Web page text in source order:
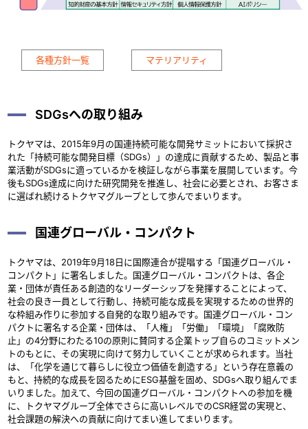
各種方針一覧 マテリアリティ
SDGsへの取り組み
トクヤマは、2015年9月の国連持続可能な開発サミットにおいて採択さ
れた「持続可能な開発目標（SDGs）」の達成に貢献するため、製品と事
業活動がSDGsに適っているかを検証しながら事業を展開しています。今
後もSDGs達成に向けた研究開発を推進し、社会に必要とされ、お客さま
に選ばれ続けるトクヤマグループとして歩んでまいります。
国連グローバル・コンパクト
トクヤマは、2019年9月18日に国際連合が提唱する「国連グローバル・
コンパクト」に署名しました。国連グローバル・コンパクトは、各企
業・団体が責任ある創造的なリーダーシップを発揮することによって、
社会の良き一員として行動し、持続可能な成長を実現するための世界的
な枠組み作りに参加する自発的な取り組みです。国連グローバル・コン
パクトに署名する企業・団体は、「人権」「労働」「環境」「腐敗防
止」の4分野にわたる10の原則に賛同する企業トップ自らのコミットメン
トのもとに、その実現に向けて努力していくことが求められます。当社
は、「化学を通じて暮らしに役立つ価値を創造する」という存在意義の
もと、持続的な成長を図るためにESG基盤を固め、SDGsへ取り組んでま
いりました。加えて、今回の国連グローバル・コンパクトへの参加を機
に、トクヤマグループ全体でさらに高いレベルでのCSR経営の実現と、
社会課題の解決への貢献に向けてまい進してまいります。